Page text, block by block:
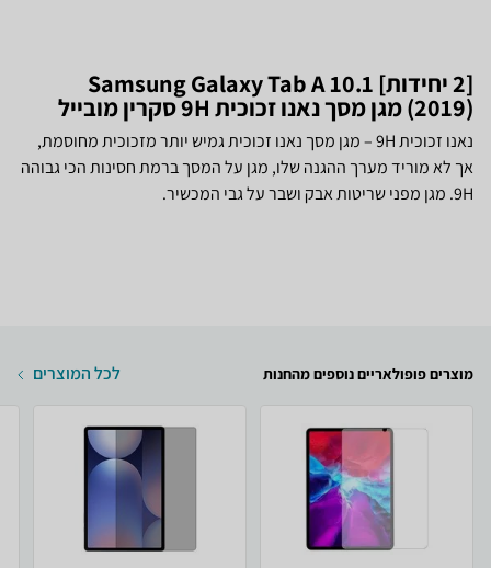
[2 יחידות] Samsung Galaxy Tab A 10.1
(2019) מגן מסך נאנו זכוכית 9H סקרין מובייל
נאנו זכוכית 9H – מגן מסך נאנו זכוכית גמיש יותר מזכוכית מחוסמת,
אך לא מוריד מערך ההגנה שלו, מגן על המסך ברמת חסינות הכי גבוהה
9H. מגן מפני שריטות אבק ושבר על גבי המכשיר.
מוצרים פופולאריים נוספים מהחנות לכל המוצרים